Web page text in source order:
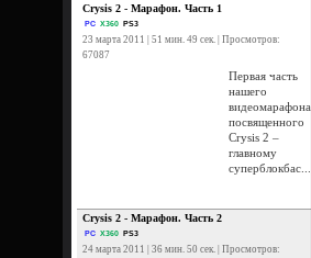
Crysis 2 - Марафон. Часть 1
PC X360 PS3
23 марта 2011 | 51 мин. 49 сек. | Просмотров:
67087
Первая часть
нашего
видеомарафона,
посвященного
Crysis 2 –
главному
суперблокбас...
Crysis 2 - Марафон. Часть 2
PC X360 PS3
24 марта 2011 | 36 мин. 50 сек. | Просмотров: